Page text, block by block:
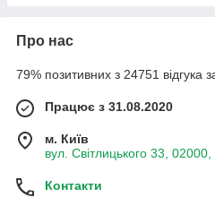
Про нас
79% позитивних з 24751 відгука
Працює з 31.08.2020
м. Київ
вул. Світлицького 33, 02000,
Контакти